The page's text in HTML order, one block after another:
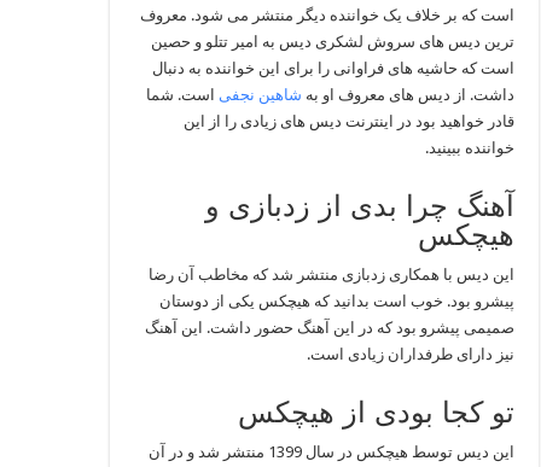
است که بر خلاف یک خواننده دیگر منتشر می شود. معروف
ترین دیس های سروش لشکری دیس به امیر تتلو و حصین
است که حاشیه های فراوانی را برای این خواننده به دنبال
داشت. از دیس های معروف او به شاهین نجفی است. شما
قادر خواهید بود در اینترنت دیس های زیادی را از این
خواننده ببینید.
آهنگ چرا بدی از زدبازی و
هیچکس
این دیس با همکاری زدبازی منتشر شد که مخاطب آن رضا
پیشرو بود. خوب است بدانید که هیچکس یکی از دوستان
صمیمی پیشرو بود که در این آهنگ حضور داشت. این آهنگ
نیز دارای طرفداران زیادی است.
تو کجا بودی از هیچکس
این دیس توسط هیچکس در سال 1399 منتشر شد و در آن